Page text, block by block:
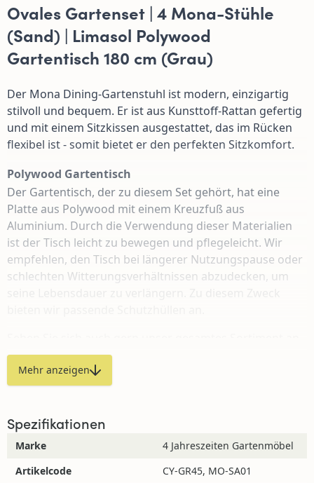
Ovales Gartenset | 4 Mona-Stühle
(Sand) | Limasol Polywood
Gartentisch 180 cm (Grau)
Der Mona Dining-Gartenstuhl ist modern, einzigartig
stilvoll und bequem. Er ist aus Kunsttoff-Rattan gefertig
und mit einem Sitzkissen ausgestattet, das im Rücken
flexibel ist - somit bietet er den perfekten Sitzkomfort.
Polywood Gartentisch
Der Gartentisch, der zu diesem Set gehört, hat eine
Platte aus Polywood mit einem Kreuzfuß aus
Aluminium. Durch die Verwendung dieser Materialien
ist der Tisch leicht zu bewegen und pflegeleicht. Wir
empfehlen, den Tisch bei längerer Nutzungspause oder
schlechten Witterungsverhältnissen abzudecken, um
Gartensetsan.
Das Mona-Set finden Sie in unserem Shop-in-Shop in
Mehr anzeigen
Spezifikationen
Marke
4 Jahreszeiten Gartenmöbel
Artikelcode
CY-GR45, MO-SA01